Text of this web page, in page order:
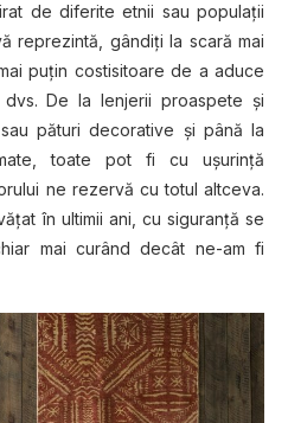
de diferite etnii sau populaţii
reprezintă, gândiţi la scară mai
puţin costisitoare de a aduce
De la lenjerii proaspete şi
pături decorative şi până la
toate pot fi cu uşurinţă
ne rezervă cu totul altceva.
în ultimii ani, cu siguranţă se
mai curând decât ne-am fi